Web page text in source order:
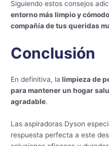
Siguiendo estos consejos
entorno más limpio y
compañía de tus queridas
Conclusión
En definitiva, la limpieza de
para mantener un hogar
agradable.
Las aspiradoras Dyson
respuesta perfecta a este